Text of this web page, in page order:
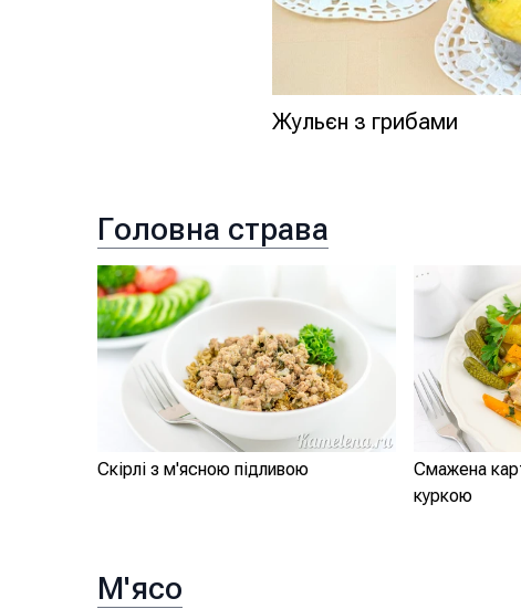
Жульєн з грибами
Головна страва
Скірлі з м'ясною підливою
Смажена
куркою
М'ясо